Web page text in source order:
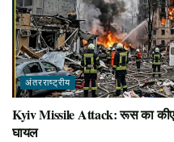
अंतरराष्ट्रीय
Kyiv Missile Attack: रूस का
घायल